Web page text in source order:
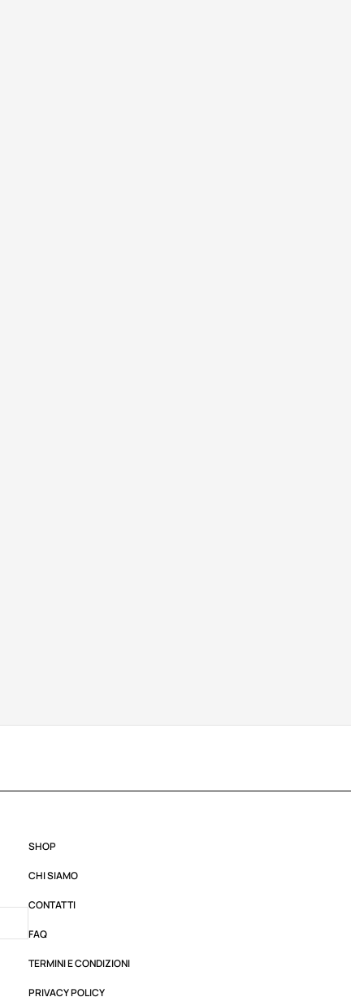
SHOP
CHI SIAMO
CONTATTI
FAQ
TERMINI E CONDIZIONI
PRIVACY POLICY